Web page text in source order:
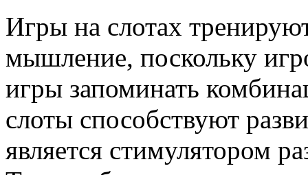
Игры на слотах
мышление, поскольку
игры запоминать
слоты способствуют
является стимулятором